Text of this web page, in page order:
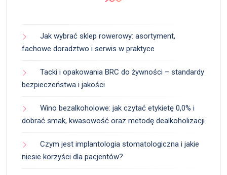
Jak wybrać sklep rowerowy: asortyment,
fachowe doradztwo i serwis w praktyce
Tacki i opakowania BRC do żywności – standardy
bezpieczeństwa i jakości
Wino bezalkoholowe: jak czytać etykietę 0,0% i
dobrać smak, kwasowość oraz metodę dealkoholizacji
Czym jest implantologia stomatologiczna i jakie
niesie korzyści dla pacjentów?